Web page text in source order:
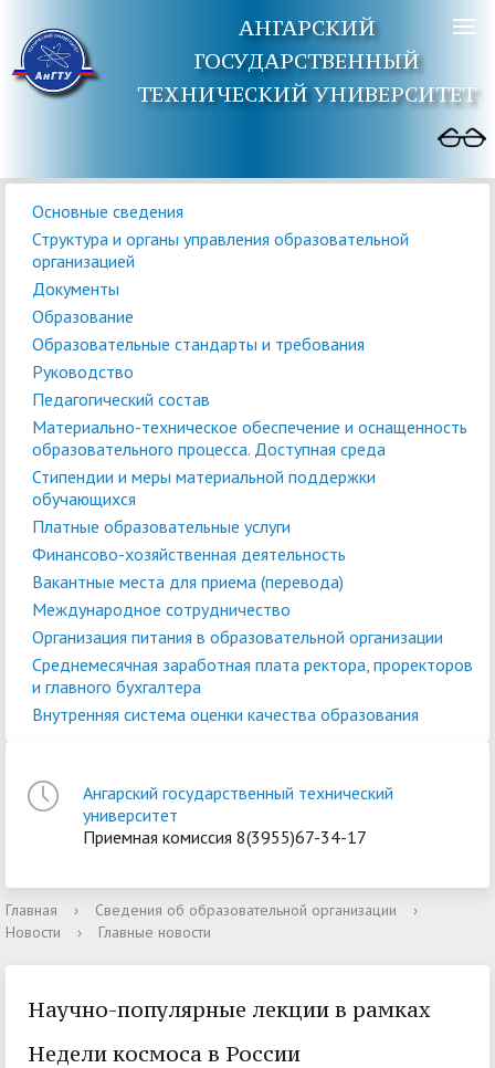
АНГАРСКИЙ
ГОСУДАРСТВЕННЫЙ
ТЕХНИЧЕСКИЙ УНИВЕРСИТЕТ
Основные сведения
Структура и органы управления образовательной
организацией
Документы
Образование
Образовательные стандарты и требования
Руководство
Педагогический состав
Материально-техническое обеспечение и оснащенность
образовательного процесса. Доступная среда
Стипендии и меры материальной поддержки
обучающихся
Платные образовательные услуги
Финансово-хозяйственная деятельность
Вакантные места для приема (перевода)
Международное сотрудничество
Организация питания в образовательной организации
Среднемесячная заработная плата ректора, проректоров
и главного бухгалтера
Внутренняя система оценки качества образования
Ангарский государственный технический
университет
Приемная комиссия 8(3955)67-34-17
Главная › Сведения об образовательной организации
›
Новости
› Главные новости
Научно-популярные лекции в рамках
Недели космоса в России